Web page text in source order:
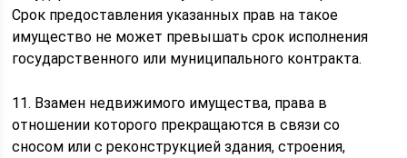
Срок предоставления указанных прав на такое
имущество не может превышать срок исполнения
государственного или муниципального контракта.
11. Взамен недвижимого имущества, права в
отношении которого прекращаются в связи со
сносом или с реконструкцией здания, строения,